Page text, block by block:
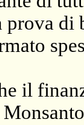
prova
il